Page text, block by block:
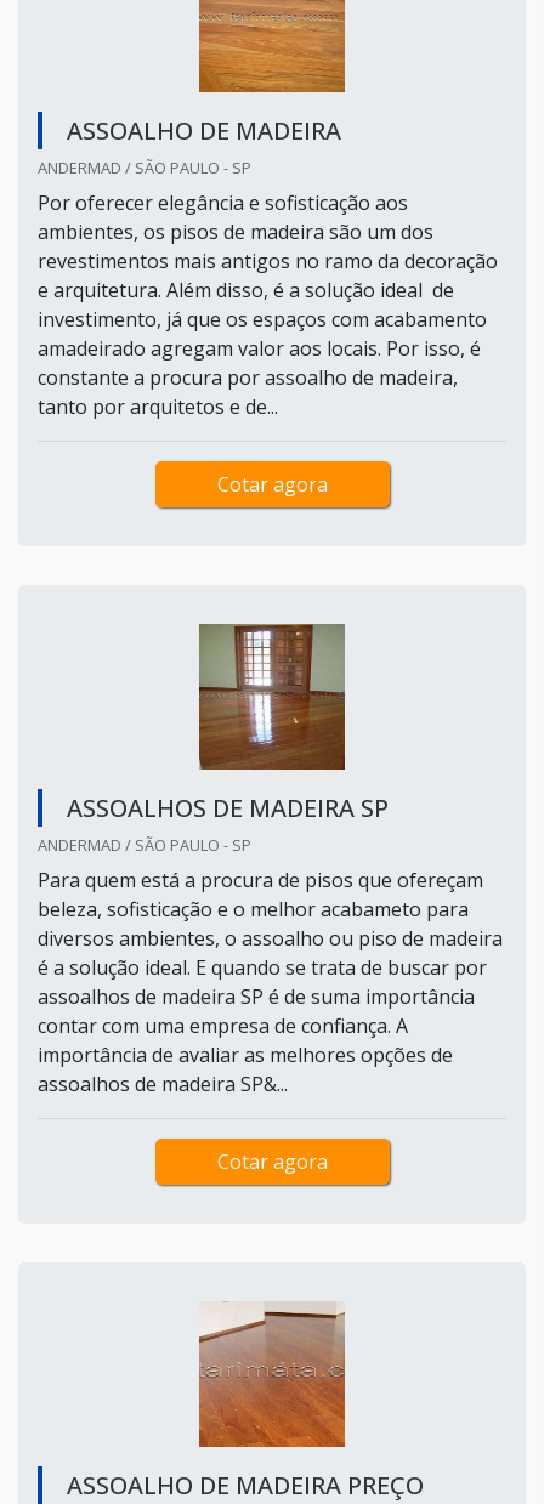
ASSOALHO DE MADEIRA
ANDERMAD / SÃO PAULO - SP
Por oferecer elegância e sofisticação aos
ambientes, os pisos de madeira são um dos
revestimentos mais antigos no ramo da decoração
e arquitetura. Além disso, é a solução ideal de
investimento, já que os espaços com acabamento
amadeirado agregam valor aos locais. Por isso, é
constante a procura por assoalho de madeira,
tanto por arquitetos e de...
Cotar agora
ASSOALHOS DE MADEIRA SP
ANDERMAD / SÃO PAULO - SP
Para quem está a procura de pisos que ofereçam
beleza, sofisticação e o melhor acabameto para
diversos ambientes, o assoalho ou piso de madeira
é a solução ideal. E quando se trata de buscar por
assoalhos de madeira SP é de suma importância
contar com uma empresa de confiança. A
importância de avaliar as melhores opções de
assoalhos de madeira SP&...
Cotar agora
ASSOALHO DE MADEIRA PREÇO